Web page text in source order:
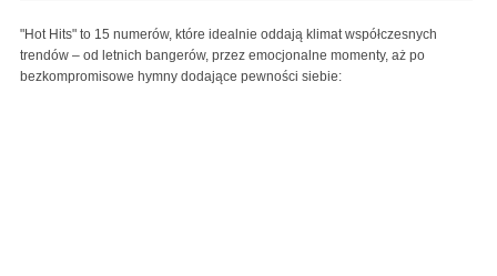
"Hot Hits" to 15 numerów, które idealnie oddają klimat współczesnych
trendów – od letnich bangerów, przez emocjonalne momenty, aż po
bezkompromisowe hymny dodające pewności siebie: